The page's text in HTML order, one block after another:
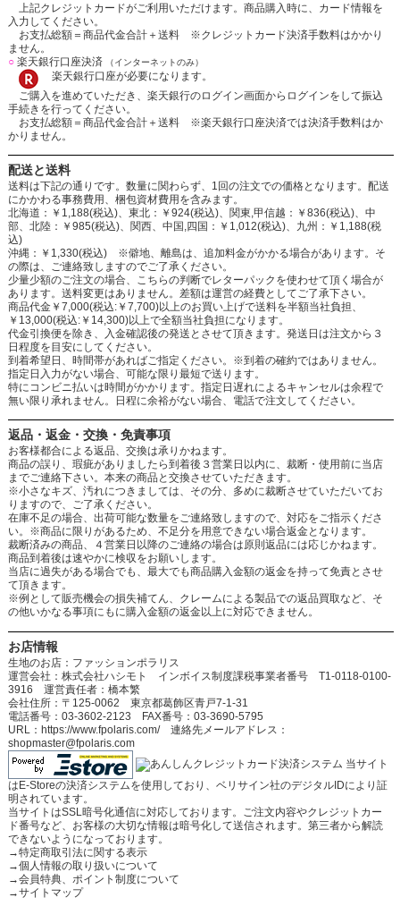
上記クレジットカードがご利用いただけます。商品購入時に、カード情報を
入力してください。
お支払総額＝商品代金合計＋送料 ※クレジットカード決済手数料はかかり
ません。
○楽天銀行口座決済 （インターネットのみ）
楽天銀行口座が必要になります。
ご購入を進めていただき、楽天銀行のログイン画面からログインをして振込
手続きを行ってください。
お支払総額＝商品代金合計＋送料 ※楽天銀行口座決済では決済手数料はか
かりません。
配送と送料
送料は下記の通りです。数量に関わらず、1回の注文での価格となります。配送
にかかわる事務費用、梱包資材費用を含みます。
北海道：￥1,188(税込)、東北：￥924(税込)、関東,甲信越：￥836(税込)、中
部、北陸：￥985(税込)、関西、中国,四国：￥1,012(税込)、九州：￥1,188(税
込)
沖縄：￥1,330(税込) ※僻地、離島は、追加料金がかかる場合があります。そ
の際は、ご連絡致しますのでご了承ください。
少量少額のご注文の場合、こちらの判断でレターパックを使わせて頂く場合が
あります。送料変更はありません。差額は運営の経費としてご了承下さい。
商品代金￥7,000(税込:￥7,700)以上のお買い上げで送料を半額当社負担、
￥13,000(税込:￥14,300)以上で全額当社負担になります。
代金引換便を除き、入金確認後の発送とさせて頂きます。発送日は注文から３
日程度を目安にしてください。
到着希望日、時間帯があればご指定ください。※到着の確約ではありません。
指定日入力がない場合、可能な限り最短で送ります。
特にコンビニ払いは時間がかかります。指定日遅れによるキャンセルは余程で
無い限り承れません。日程に余裕がない場合、電話で注文してください。
返品・返金・交換・免責事項
お客様都合による返品、交換は承りかねます。
商品の誤り、瑕疵がありましたら到着後３営業日以内に、裁断・使用前に当店
までご連絡下さい。本来の商品と交換させていただきます。
※小さなキズ、汚れにつきましては、その分、多めに裁断させていただいてお
りますので、ご了承ください。
在庫不足の場合、出荷可能な数量をご連絡致しますので、対応をご指示くださ
い。※商品に限りがあるため、不足分を用意できない場合返金となります。
裁断済みの商品、４営業日以降のご連絡の場合は原則返品には応じかねます。
商品到着後は速やかに検収をお願いします。
当店に過失がある場合でも、最大でも商品購入金額の返金を持って免責とさせ
て頂きます。
※例として販売機会の損失補てん、クレームによる製品での返品買取など、そ
の他いかなる事項にもに購入金額の返金以上に対応できません。
お店情報
生地のお店：ファッションポラリス
運営会社：株式会社ハシモト インボイス制度課税事業者番号 T1-0118-0100-
3916 運営責任者：橋本繁
会社住所：〒125-0062 東京都葛飾区青戸7-1-31
電話番号：03-3602-2123 FAX番号：03-3690-5795
URL：https://www.fpolaris.com/ 連絡先メールアドレス：
shopmaster@fpolaris.com
当サイト
はE-Storeの決済システムを使用しており、ベリサイン社のデジタルIDにより証
明されています。
当サイトはSSL暗号化通信に対応しております。ご注文内容やクレジットカー
ド番号など、お客様の大切な情報は暗号化して送信されます。第三者から解読
できないようになっております。
→特定商取引法に関する表示
→個人情報の取り扱いについて
→会員特典、ポイント制度について
→サイトマップ